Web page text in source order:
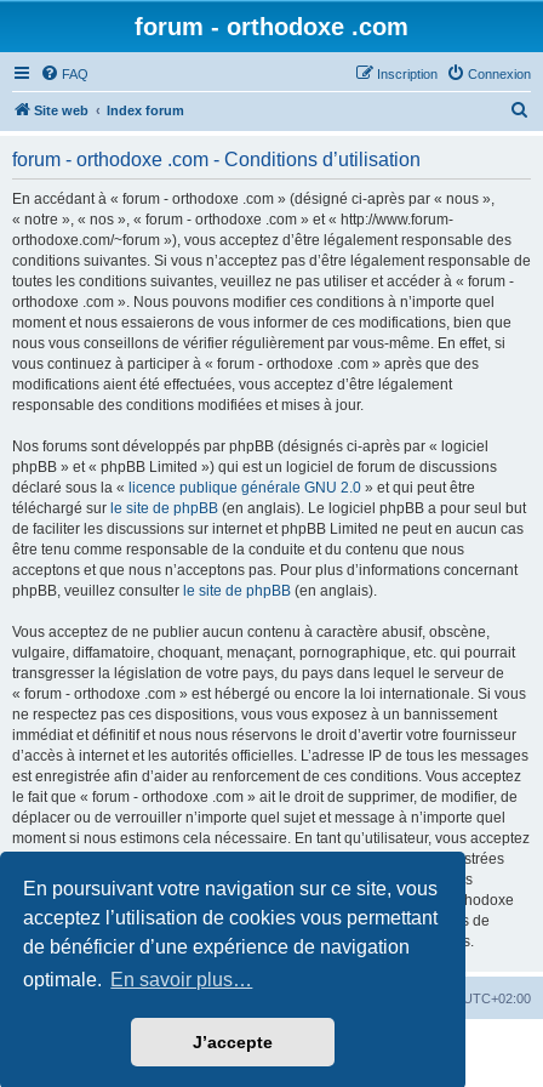
En poursuivant votre navigation sur ce site, vous
acceptez l’utilisation de cookies vous permettant
de bénéficier d’une expérience de navigation
optimale. En savoir plus…
J’accepte
forum - orthodoxe .com
FAQ Connexion
Inscription
Site web Index forum
forum - orthodoxe .com - Conditions d’utilisation
En accédant à « forum - orthodoxe .com » (désigné ci-après par « nous »,
« notre », « nos », « forum - orthodoxe .com » et « http://www.forum-
orthodoxe.com/~forum »), vous acceptez d’être légalement responsable des
conditions suivantes. Si vous n’acceptez pas d’être légalement responsable de
toutes les conditions suivantes, veuillez ne pas utiliser et accéder à « forum -
orthodoxe .com ». Nous pouvons modifier ces conditions à n’importe quel
moment et nous essaierons de vous informer de ces modifications, bien que
nous vous conseillons de vérifier régulièrement par vous-même. En effet, si
vous continuez à participer à « forum - orthodoxe .com » après que des
modifications aient été effectuées, vous acceptez d’être légalement
responsable des conditions modifiées et mises à jour.
Nos forums sont développés par phpBB (désignés ci-après par « logiciel
phpBB » et « phpBB Limited ») qui est un logiciel de forum de discussions
déclaré sous la « licence publique générale GNU 2.0 » et qui peut être
téléchargé sur le site de phpBB (en anglais). Le logiciel phpBB a pour seul but
de faciliter les discussions sur internet et phpBB Limited ne peut en aucun cas
être tenu comme responsable de la conduite et du contenu que nous
acceptons et que nous n’acceptons pas. Pour plus d’informations concernant
phpBB, veuillez consulter le site de phpBB (en anglais).
Vous acceptez de ne publier aucun contenu à caractère abusif, obscène,
vulgaire, diffamatoire, choquant, menaçant, pornographique, etc. qui pourrait
transgresser la législation de votre pays, du pays dans lequel le serveur de
« forum - orthodoxe .com » est hébergé ou encore la loi internationale. Si vous
ne respectez pas ces dispositions, vous vous exposez à un bannissement
immédiat et définitif et nous nous réservons le droit d’avertir votre fournisseur
d’accès à internet et les autorités officielles. L’adresse IP de tous les messages
est enregistrée afin d’aider au renforcement de ces conditions. Vous acceptez
le fait que « forum - orthodoxe .com » ait le droit de supprimer, de modifier, de
déplacer ou de verrouiller n’importe quel sujet et message à n’importe quel
moment si nous estimons cela nécessaire. En tant qu’utilisateur, vous acceptez
que toutes les informations que vous avez renseignées soient enregistrées
dans notre base de données. Bien que ces informations ne seront pas
diffusées à une tierce partie sans votre consentement, ni « forum - orthodoxe
.com », ni phpBB, ne pourront être tenus comme responsables en cas de
tentative de piratage informatique visant à compromettre vos données.
UTC+02:00
phpBB® Forum Software © phpBB Limited
©